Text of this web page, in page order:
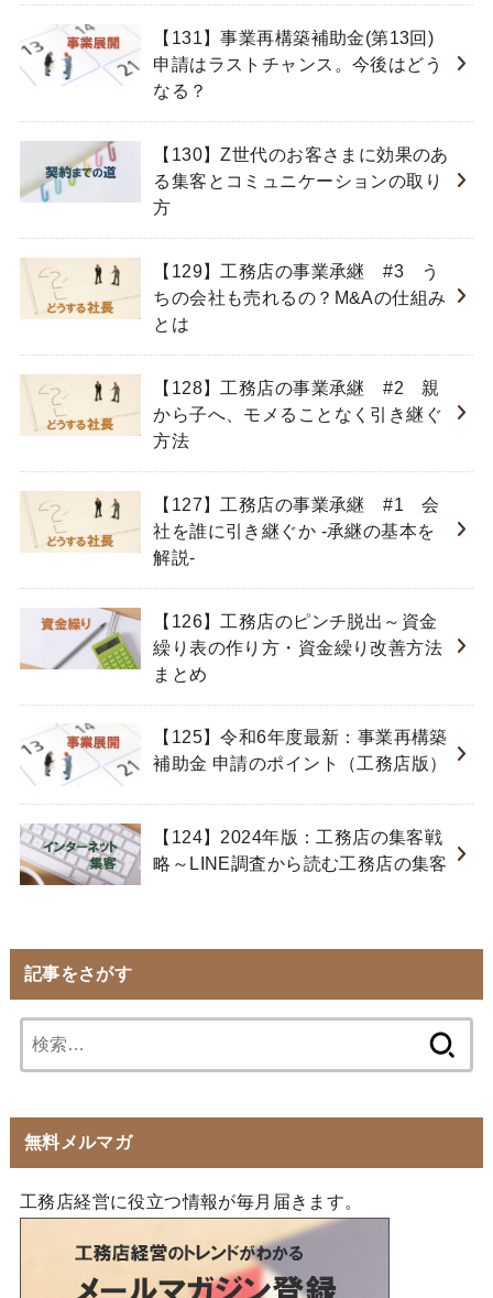
【131】事業再構築補助金(第13回)
申請はラストチャンス。今後はどう
なる？
【130】Z世代のお客さまに効果のあ
る集客とコミュニケーションの取り
方
【129】工務店の事業承継 #3 う
ちの会社も売れるの？M&Aの仕組み
とは
【128】工務店の事業承継 #2 親
から子へ、モメることなく引き継ぐ
方法
【127】工務店の事業承継 #1 会
社を誰に引き継ぐか -承継の基本を
解説-
【126】工務店のピンチ脱出～資金
繰り表の作り方・資金繰り改善方法
まとめ
【125】令和6年度最新：事業再構築
補助金 申請のポイント（工務店版）
【124】2024年版：工務店の集客戦
略～LINE調査から読む工務店の集客
記事をさがす
索:
無料メルマガ
工務店経営に役立つ情報が毎月届きます。